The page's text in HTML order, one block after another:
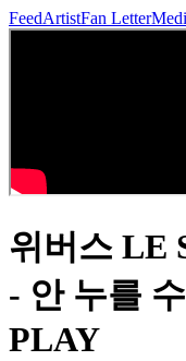
FeedArtistFan Letter
위버스 LE
- 안 누를
PLAY